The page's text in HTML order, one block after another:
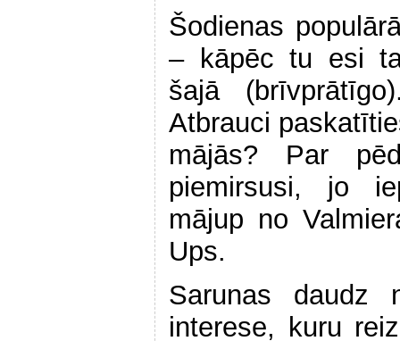
Šodienas
– kāpēc tu esi
šajā
Atbrauci
mājās? Par
piemirsusi, jo
mājup no
Ups.
Sarunas daudz
interese, kuru